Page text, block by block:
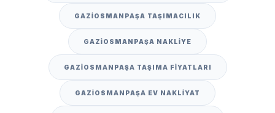
GAZIOSMANPAŞA TAŞIMACILIK
GAZIOSMANPAŞA NAKLIYE
GAZIOSMANPAŞA TAŞIMA FIYATLARI
GAZIOSMANPAŞA EV NAKLIYAT